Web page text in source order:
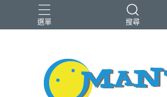
選單 搜尋
40x50cm 50x65cm
入門推薦款
本款免費升級淡彩縮時畫布